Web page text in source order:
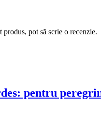
pot să scrie o recenzie.
pentru